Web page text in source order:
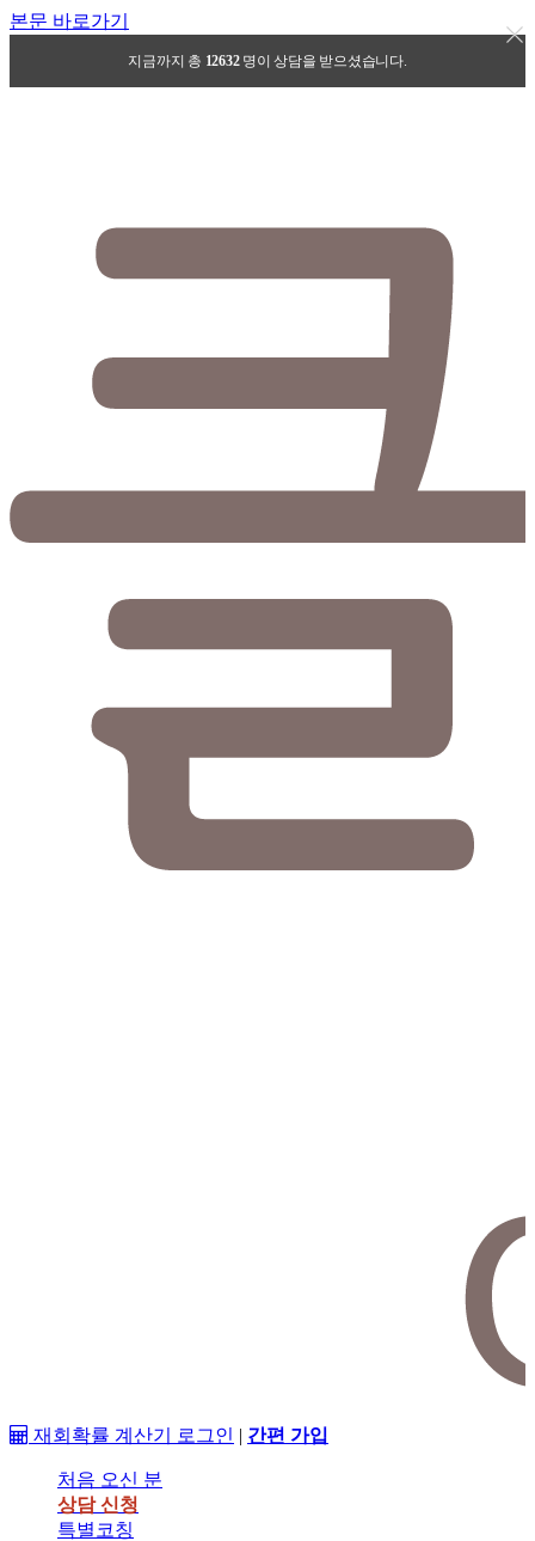
본문 바로가기
지금까지 총 12632 명이 상담을 받으셨습니다.
재회확률 계산기 로그인 | 간편 가입
처음 오신 분
상담 신청
특별코칭